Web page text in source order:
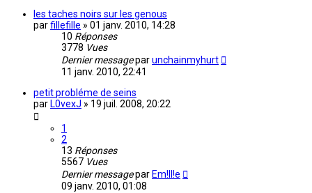
les taches noirs sur les genous
parfillefille » 01 janv. 2010, 14:28
10 Réponses
3778 Vues
Dernier messageparunchainmyhurt
11 janv. 2010, 22:41
petit probléme de seins
par L0vexJ » 19 juil. 2008, 20:22
1
2
13 Réponses
5567 Vues
Dernier messagepar Em!ll!e
09 janv. 2010, 01:08